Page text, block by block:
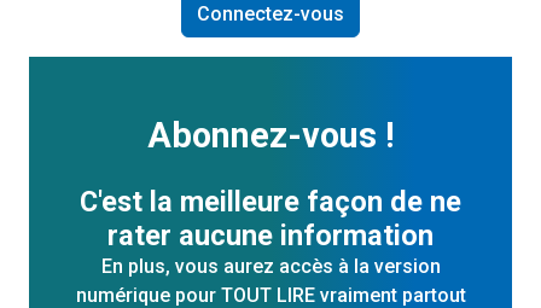
Connectez-vous
Abonnez-vous !
C'est la meilleure façon de ne
rater aucune information
En plus, vous aurez accès à la version
numérique pour TOUT LIRE vraiment partout